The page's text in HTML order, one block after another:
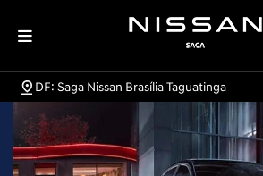
DF: Saga Nissan Brasília Taguatinga